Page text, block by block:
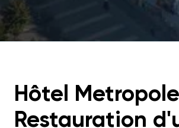
Hôtel
Restauration